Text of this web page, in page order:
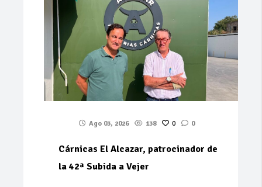
Ago 03, 2026 138 0 0
Cárnicas El Alcazar, patrocinador de
la 42ª Subida a Vejer